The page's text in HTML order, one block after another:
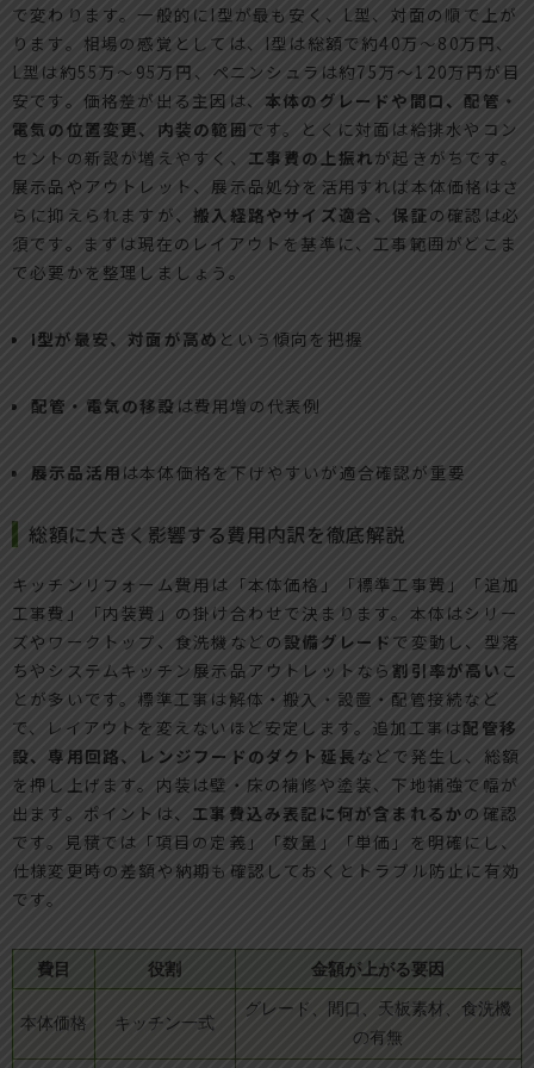
で変わります。一般的にI型が最も安く、L型、対面の順で上が
ります。相場の感覚としては、I型は総額で約40万〜80万円、
L型は約55万〜95万円、ペニンシュラは約75万〜120万円が目
安です。価格差が出る主因は、 本体のグレードや間口、配管・
電気の位置変更、内装の範囲です。とくに対面は給排水やコン
セントの新設が増えやすく、 工事費の上振れが起きがちです。
展示品やアウトレット、展示品処分を活用すれば本体価格はさ
らに抑えられますが、搬入経路やサイズ適合、保証の確認は必
須です。まずは現在のレイアウトを基準に、工事範囲がどこま
で必要かを整理しましょう。
I型が最安、対面が高め という傾向を把握
配管・電気の移設 は費用増の代表例
展示品活用 は本体価格を下げやすいが適合確認が重要
総額に大きく影響する費用内訳を徹底解説
キッチンリフォーム費用は「本体価格」「標準工事費」「追加
工事費」「内装費」の掛け合わせで決まります。本体はシリー
ズやワークトップ、食洗機などの設備グレード で変動し、型落
ちやシステムキッチン展示品アウトレットなら割引率が高い こ
とが多いです。標準工事は解体・搬入・設置・配管接続など
で、レイアウトを変えないほど安定します。追加工事は配管移
設、専用回路、レンジフードのダクト延長などで発生し、総額
を押し上げます。内装は壁・床の補修や塗装、下地補強で幅が
出ます。ポイントは、 工事費込み表記に何が含まれるかの確認
です。見積では「項目の定義」「数量」「単価」を明確にし、
仕様変更時の差額や納期も確認しておくとトラブル防止に有効
です。
費目 役割 金額が上がる要因
本体価格 キッチン一式
グレード、間口、天板素材、食洗機
の有無